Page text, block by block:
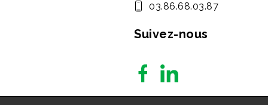
03.86.68.03.87
Suivez-nous